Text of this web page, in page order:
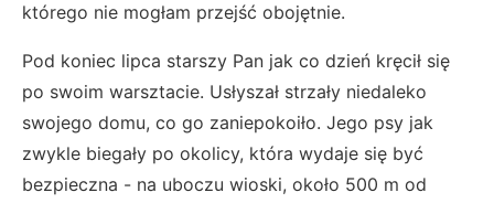
którego nie mogłam przejść obojętnie.
Pod koniec lipca starszy Pan jak co dzień kręcił się
po swoim warsztacie. Usłyszał strzały niedaleko
swojego domu, co go zaniepokoiło. Jego psy jak
zwykle biegały po okolicy, która wydaje się być
bezpieczna - na uboczu wioski, około 500 m od